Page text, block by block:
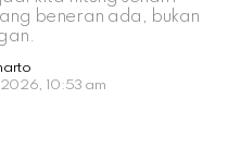
beneran ada, bukan
10:53 am